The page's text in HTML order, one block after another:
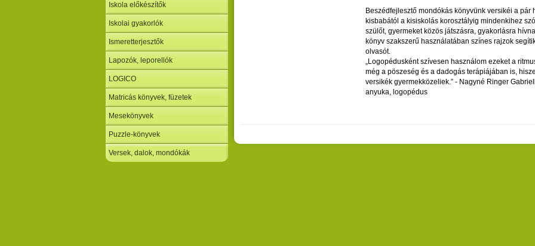
Beszédfejlesztő mondókás könyvünk versikéi a pár
kisbabától a kisiskolás korosztályig mindenkihez
szülőt, gyermeket közös játszásra, gyakorlásra
könyv szakszerű használatában színes rajzok
olvasót.
„Logopédusként szívesen használom ezeket a
még a pöszeség és a dadogás terápiájában is,
versikék gyermekközeliek.” - Nagyné Ringer
anyuka, logopédus
Iskola előkészítők
Iskolai gyakorlók
Ismeretterjesztők
Lapozók, leporellók
LOGICO
Matricás könyvek, füzetek
Mesekönyvek
Puzzle-könyvek
Versek, dalok, mondókák